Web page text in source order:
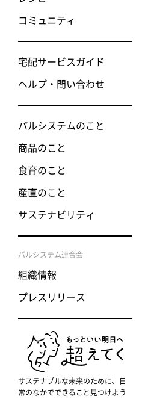
コミュニティ
宅配サービスガイド
ヘルプ・問い合わせ
パルシステムのこと
商品のこと
食育のこと
産直のこと
サステナビリティ
パルシステム連合会
組織情報
プレスリリース
サステナブルな未来のために、日
常のなかでできること見つけよう